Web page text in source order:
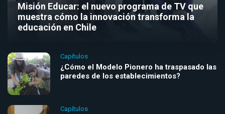
Misión Educar: el nuevo programa de TV que
muestra cómo la innovación transforma la
educación en Chile
Capítulos
¿Cómo el Modelo Pionero ha traspasado las
paredes de los establecimientos?
Capítulos